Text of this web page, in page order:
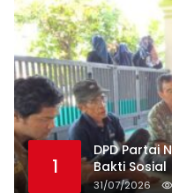
1
DPD Partai
Bakti Sosial
31/07/2026